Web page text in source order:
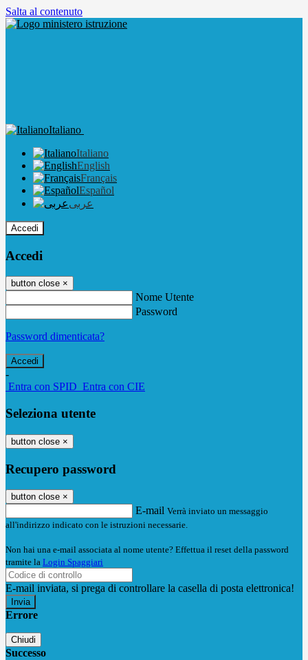
Salta al contenuto
Italiano
Italiano
English
Français
Español
عربى
Accedi
Accedi
button close ×
Nome Utente
Password
Password dimenticata?
-
Entra con SPID Entra con CIE
Seleziona utente
button close ×
Recupero password
button close ×
E-mail Verrà inviato un messaggio
all'indirizzo indicato con le istruzioni necessarie.
Non hai una e-mail associata al nome utente? Effettua il reset della password
tramite la Login Spaggiari
E-mail inviata, si prega di controllare la casella di posta elettronica!
Errore
Chiudi
Successo